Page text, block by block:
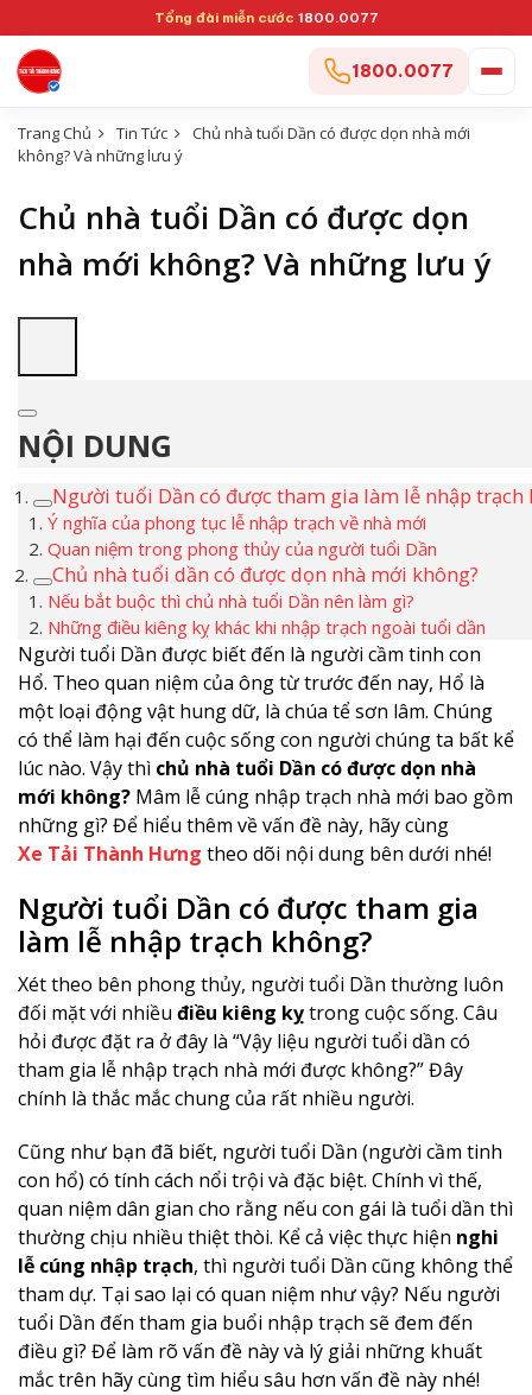
Tổng đài miễn cước 1800.0077
1800.0077
Trang Chủ Tin Tức
Chủ nhà tuổi Dần có được dọn nhà mới
không? Và những lưu ý
Chủ nhà tuổi Dần có được dọn
nhà mới không? Và những lưu ý
NỘI DUNG
Người tuổi Dần có được tham gia làm lễ nhập trạch
Ý nghĩa của phong tục lễ nhập trạch về nhà mới
Quan niệm trong phong thủy của người tuổi Dần
Chủ nhà tuổi dần có được dọn nhà mới không?
Nếu bắt buộc thì chủ nhà tuổi Dần nên làm gì?
Những điều kiêng kỵ khác khi nhập trạch ngoài tuổi dần
Người tuổi Dần được biết đến là người cầm tinh con
Hổ. Theo quan niệm của ông từ trước đến nay, Hổ là
một loại động vật hung dữ, là chúa tể sơn lâm. Chúng
có thể làm hại đến cuộc sống con người chúng ta bất kể
lúc nào. Vậy thì chủ nhà tuổi Dần có được dọn nhà
mới không? Mâm lễ cúng nhập trạch nhà mới bao gồm
những gì? Để hiểu thêm về vấn đề này, hãy cùng
Xe Tải Thành Hưng theo dõi nội dung bên dưới nhé!
Người tuổi Dần có được tham gia
làm lễ nhập trạch không?
Xét theo bên phong thủy, người tuổi Dần thường luôn
đối mặt với nhiều điều kiêng kỵtrong cuộc sống. Câu
hỏi được đặt ra ở đây là “Vậy liệu người tuổi dần có
tham gia lễ nhập trạch nhà mới được không?” Đây
chính là thắc mắc chung của rất nhiều người.
Cũng như bạn đã biết, người tuổi Dần (người cầm tinh
con hổ) có tính cách nổi trội và đặc biệt. Chính vì thế,
quan niệm dân gian cho rằng nếu con gái là tuổi dần thì
thường chịu nhiều thiệt thòi. Kể cả việc thực hiện nghi
lễ cúng nhập trạch, thì người tuổi Dần cũng không thể
tham dự. Tại sao lại có quan niệm như vậy? Nếu người
tuổi Dần đến tham gia buổi nhập trạch sẽ đem đến
điều gì? Để làm rõ vấn đề này và lý giải những khuất
mắc trên hãy cùng tìm hiểu sâu hơn vấn đề này nhé!